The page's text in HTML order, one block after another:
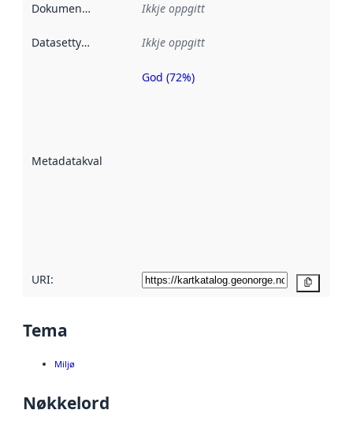
Dokumentasjon Ikkje oppgitt
Datasettype Ikkje oppgitt
Metadatakvalitet
Metadatakvalitet
God (72%)
URI:
Tema
Miljø
Nøkkelord